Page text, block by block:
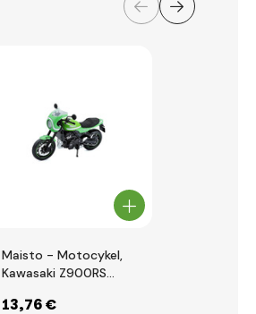
Maisto - Motocykel,
Kawasaki Z900RS
13,76 €